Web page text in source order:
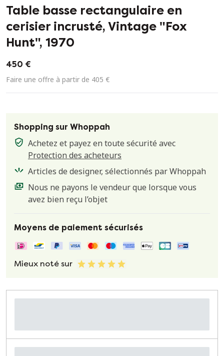
Table basse rectangulaire en
cerisier incrusté, Vintage "Fox
Hunt", 1970
450 €
Faire une offre à partir de 405 €
Shopping sur Whoppah
Achetez et payez en toute sécurité avec
Protection des acheteurs
Articles de designer, sélectionnés par Whoppah
Nous ne payons le vendeur que lorsque vous
avez bien reçu l’objet
Moyens de paiement sécurisés
Mieux noté sur